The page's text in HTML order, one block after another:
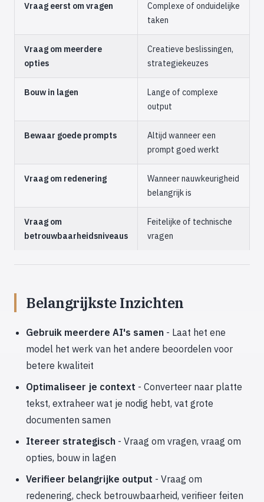
Vraag eerst om vragen
Complexe of onduidelijke
taken
Vraag om meerdere
opties
Creatieve beslissingen,
strategiekeuzes
Bouw in lagen
Lange of complexe
output
Bewaar goede prompts
Altijd wanneer een
prompt goed werkt
Vraag om redenering
Wanneer nauwkeurigheid
belangrijk is
Vraag om
betrouwbaarheidsniveaus
Feitelijke of technische
vragen
Belangrijkste Inzichten
Gebruik meerdere AI's samen - Laat het ene
model het werk van het andere beoordelen voor
betere kwaliteit
Optimaliseer je context - Converteer naar platte
tekst, extraheer wat je nodig hebt, vat grote
documenten samen
Itereer strategisch - Vraag om vragen, vraag om
opties, bouw in lagen
Verifieer belangrijke output - Vraag om
redenering, check betrouwbaarheid, verifieer feiten